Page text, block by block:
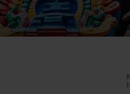
Mongolië(1)
Nepal(6)